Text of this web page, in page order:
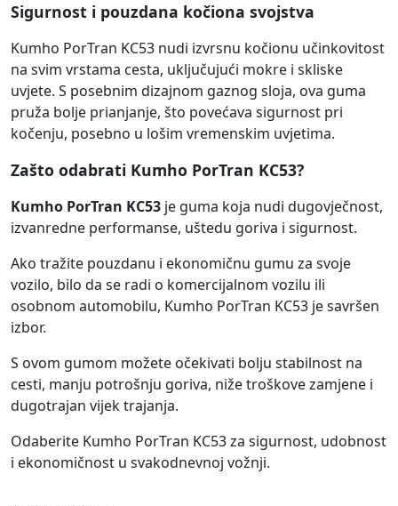
Sigurnost i pouzdana kočiona svojstva
Kumho PorTran KC53 nudi izvrsnu kočionu učinkovitost
na svim vrstama cesta, uključujući mokre i skliske
uvjete. S posebnim dizajnom gaznog sloja, ova guma
pruža bolje prianjanje, što povećava sigurnost pri
kočenju, posebno u lošim vremenskim uvjetima.
Zašto odabrati Kumho PorTran KC53?
Kumho PorTran KC53 je guma koja nudi dugovječnost,
izvanredne performanse, uštedu goriva i sigurnost.
Ako tražite pouzdanu i ekonomičnu gumu za svoje
vozilo, bilo da se radi o komercijalnom vozilu ili
osobnom automobilu, Kumho PorTran KC53 je savršen
izbor.
S ovom gumom možete očekivati bolju stabilnost na
cesti, manju potrošnju goriva, niže troškove zamjene i
dugotrajan vijek trajanja.
Odaberite Kumho PorTran KC53 za sigurnost, udobnost
i ekonomičnost u svakodnevnoj vožnji.